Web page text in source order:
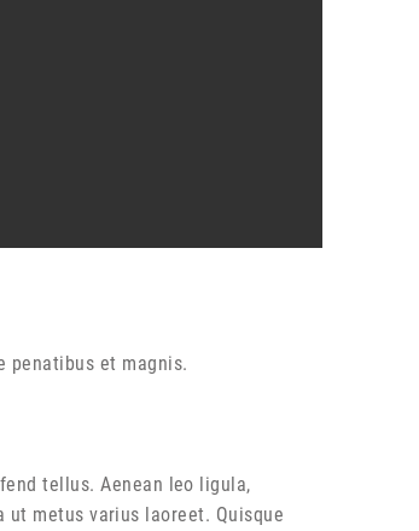
penatibus et magnis.
tellus. Aenean leo ligula,
metus varius laoreet. Quisque